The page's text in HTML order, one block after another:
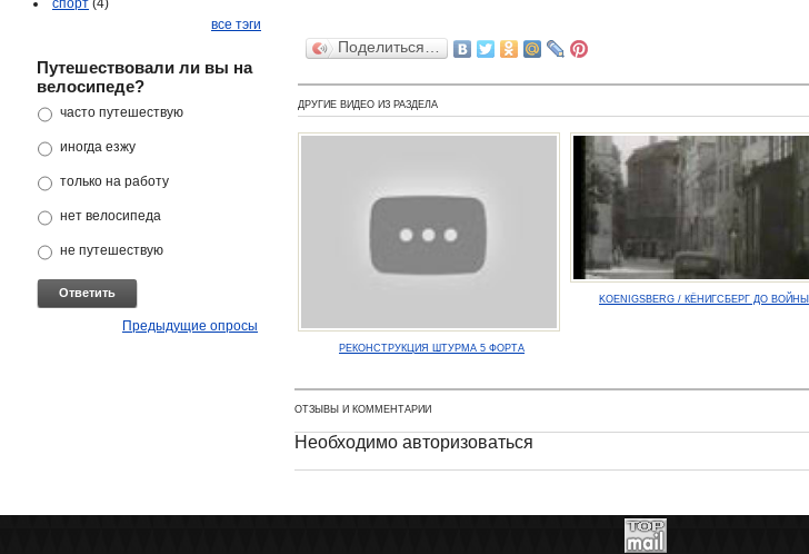
спорт (4)
все тэги
Путешествовали ли вы на
велосипеде?
часто путешествую
иногда езжу
только на работу
нет велосипеда
не путешествую
Предыдущие опросы
Поделиться…
ДРУГИЕ ВИДЕО ИЗ РАЗДЕЛА
РЕКОНСТРУКЦИЯ ШТУРМА 5 ФОРТА
KOENIGSBERG / КЁНИГСБЕРГ ДО ВОЙНЫ
ОТЗЫВЫ И КОММЕНТАРИИ
Необходимо авторизоваться